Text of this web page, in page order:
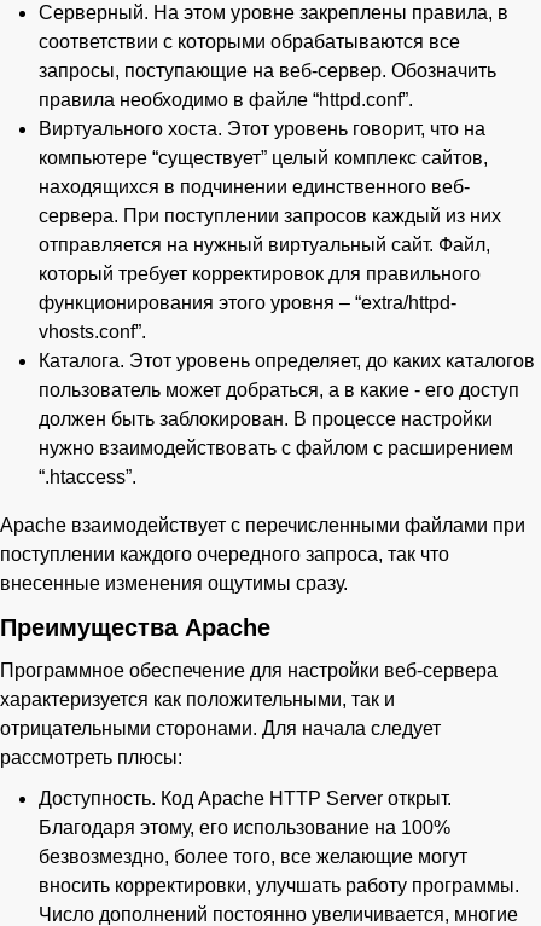
Серверный. На этом уровне закреплены правила, в
соответствии с которыми обрабатываются все
запросы, поступающие на веб-сервер. Обозначить
правила необходимо в файле “httpd.conf”.
Виртуального хоста. Этот уровень говорит, что на
компьютере “существует” целый комплекс сайтов,
находящихся в подчинении единственного веб-
сервера. При поступлении запросов каждый из них
отправляется на нужный виртуальный сайт. Файл,
который требует корректировок для правильного
функционирования этого уровня – “extra/httpd-
vhosts.conf”.
Каталога. Этот уровень определяет, до каких каталогов
пользователь может добраться, а в какие - его доступ
должен быть заблокирован. В процессе настройки
нужно взаимодействовать с файлом с расширением
“.htaccess”.
Apache взаимодействует с перечисленными файлами при
поступлении каждого очередного запроса, так что
внесенные изменения ощутимы сразу.
Преимущества Apache
Программное обеспечение для настройки веб-сервера
характеризуется как положительными, так и
отрицательными сторонами. Для начала следует
рассмотреть плюсы:
Доступность. Код Apache HTTP Server открыт.
Благодаря этому, его использование на 100%
безвозмездно, более того, все желающие могут
вносить корректировки, улучшать работу программы.
Число дополнений постоянно увеличивается, многие